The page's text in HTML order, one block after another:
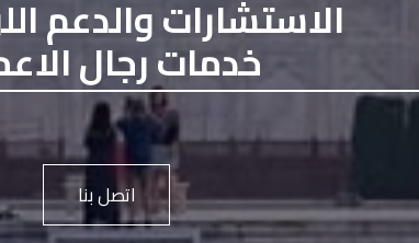
الاستشارات والدعم
خدمات رجال
اتصل بنا